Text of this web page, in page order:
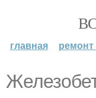
главная ремонт